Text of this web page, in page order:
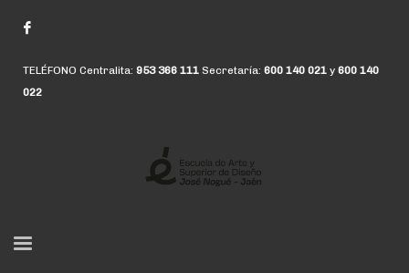
TELÉFONO Centralita: 953 366 111 Secretaría: 600 140 021 y 600 140
022